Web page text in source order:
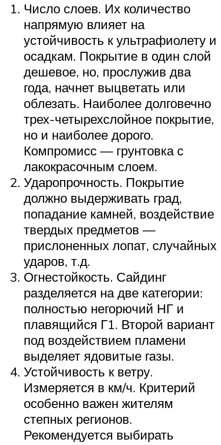
Число слоев. Их количество
напрямую влияет на
устойчивость к ультрафиолету и
осадкам. Покрытие в один слой
дешевое, но, прослужив два
года, начнет выцветать или
облезать. Наиболее долговечно
трех-четырехслойное покрытие,
но и наиболее дорого.
Компромисс — грунтовка с
лакокрасочным слоем.
Ударопрочность. Покрытие
должно выдерживать град,
попадание камней, воздействие
твердых предметов —
прислоненных лопат, случайных
ударов, т.д.
Огнестойкость. Сайдинг
разделяется на две категории:
полностью негорючий НГ и
плавящийся Г1. Второй вариант
под воздействием пламени
выделяет ядовитые газы.
Устойчивость к ветру.
Измеряется в км/ч. Критерий
особенно важен жителям
степных регионов.
Рекомендуется выбирать